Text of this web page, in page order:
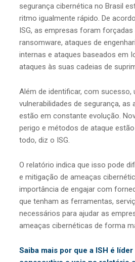
segurança cibernética no Brasil
ritmo igualmente rápido. De
ISG, as empresas foram forçadas
ransomware, ataques de
internas e ataques baseados em
ataques às suas cadeias de
Além de identificar, com sucesso,
vulnerabilidades de segurança, as
estão em constante evolução.
perigo e métodos de ataque
todo, diz o ISG.
O relatório indica que isso pode
e mitigação de ameaças
importância de engajar com
que tenham as ferramentas,
necessários para ajudar as
ameaças cibernéticas de forma
Saiba mais por que a ISH é líder